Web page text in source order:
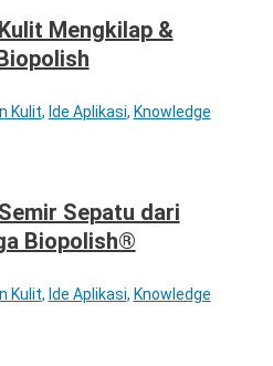
Mengkilap &
Kulit, Ide Aplikasi, Knowledge
Sepatu dari
Biopolish®
Kulit, Ide Aplikasi, Knowledge